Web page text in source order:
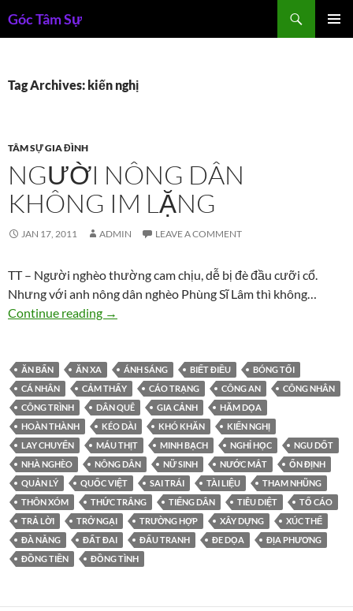
toGóc Tâm Sự
Tag Archives: kiến nghị
TÂM SỰ GIA ĐÌNH
NGƯỜI NÔNG DÂN
KHÔNG IM LẶNG
JAN 17, 2011 ADMIN LEAVE A COMMENT
TT – Người nghèo thường cam chịu, dễ bị đè đầu cưỡi cổ.
Nhưng với anh nông dân nghèo Phùng Sĩ Lâm thì không…
Continue reading Người nông dân không im lặng
→
ĂN BẨN ĂN XA ÁNH SÁNG BIẾT ĐIỀU
BÓNG TỐI
CÁ NHÂN
CẢM THẤY CÁO TRẠNG CÔNG AN
CÔNG NHÂN
CÔNG TRÌNH
DÂN QUÊ GIA CẢNH
HĂM DỌA
HOÀN THÀNH
KÉO DÀI KHÓ KHĂN
KIẾN NGHỊ
LAY CHUYỂN
MÁU THỊT MINH BẠCH NGHỈ HỌC
NGU DỐT
NHÀ NGHÈO
NÔNG DÂN NỮ SINH NƯỚC MẮT
ỔN ĐỊNH
QUẢN LÝ
QUỐC VIỆT SAI TRÁI TÀI LIỆU
THAM NHŨNG
THÔN XÓM
THỨC TRẮNG TIẾNG DÂN TIÊU DIỆT
TỐ CÁO
TRẢ LỜI
TRỞ NGẠI TRƯỜNG HỢP XÂY DỰNG
XÚC THỂ
ĐÀ NẴNG
ĐẤT ĐAI ĐẤU TRANH ĐE DỌA
ĐỊA PHƯƠNG
ĐỒNG TIỀN
ĐỒNG TÌNH